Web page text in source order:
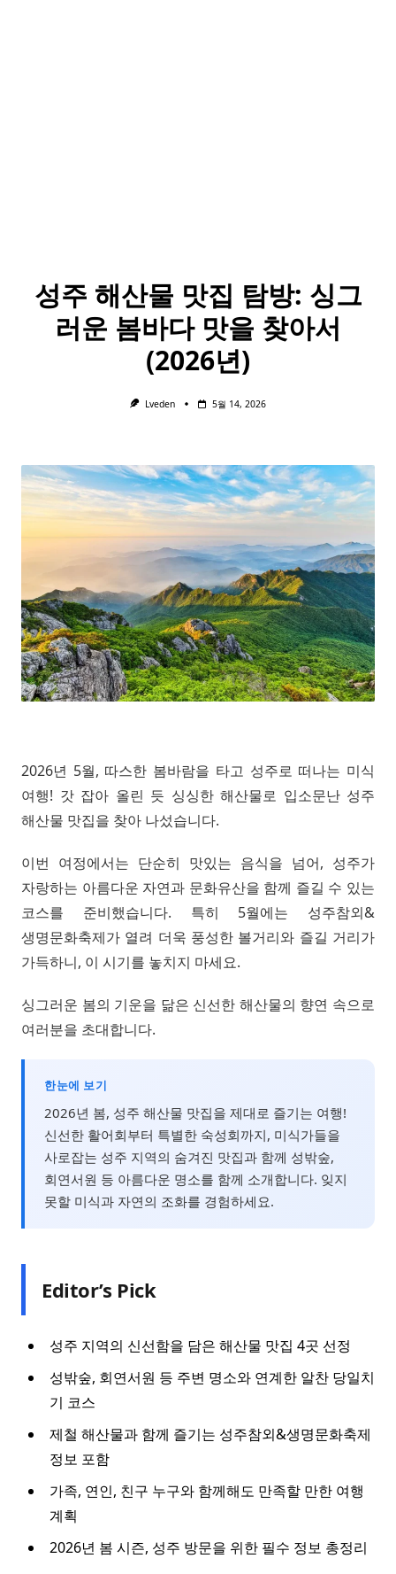
성주 해산물 맛집 탐방: 싱그
러운 봄바다 맛을 찾아서
(2026년)
Lveden 5월 14, 2026
2026년 5월, 따스한 봄바람을 타고 성주로 떠나는 미식
여행! 갓 잡아 올린 듯 싱싱한 해산물로 입소문난 성주
해산물 맛집을 찾아 나섰습니다.
이번 여정에서는 단순히 맛있는 음식을 넘어, 성주가
자랑하는 아름다운 자연과 문화유산을 함께 즐길 수 있는
코스를 준비했습니다. 특히 5월에는 성주참외&
생명문화축제가 열려 더욱 풍성한 볼거리와 즐길 거리가
가득하니, 이 시기를 놓치지 마세요.
싱그러운 봄의 기운을 닮은 신선한 해산물의 향연 속으로
여러분을 초대합니다.
한눈에 보기
2026년 봄, 성주 해산물 맛집을 제대로 즐기는 여행!
신선한 활어회부터 특별한 숙성회까지, 미식가들을
사로잡는 성주 지역의 숨겨진 맛집과 함께 성밖숲,
회연서원 등 아름다운 명소를 함께 소개합니다. 잊지
못할 미식과 자연의 조화를 경험하세요.
Editor’s Pick
성주 지역의 신선함을 담은 해산물 맛집 4곳 선정
성밖숲, 회연서원 등 주변 명소와 연계한 알찬 당일치
기 코스
제철 해산물과 함께 즐기는 성주참외&생명문화축제
정보 포함
가족, 연인, 친구 누구와 함께해도 만족할 만한 여행
계획
2026년 봄 시즌, 성주 방문을 위한 필수 정보 총정리